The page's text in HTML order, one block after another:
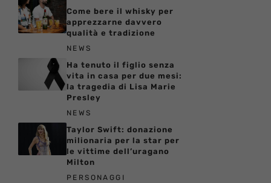
Come bere il whisky per
apprezzarne davvero
qualità e tradizione
NEWS
Ha tenuto il figlio senza
vita in casa per due mesi:
la tragedia di Lisa Marie
Presley
NEWS
Taylor Swift: donazione
milionaria per la star per
le vittime dell’uragano
Milton
PERSONAGGI